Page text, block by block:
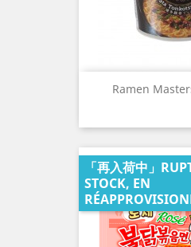
Ramen
「再入荷中」
STOCK, EN